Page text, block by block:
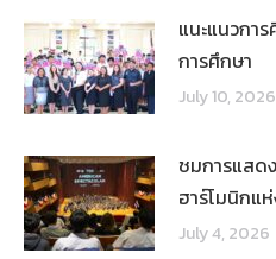
แนะแนวกา
การศึกษา
July 10, 2026
ชมการแสด
ฮาร์โมนิกแ
July 4, 2026